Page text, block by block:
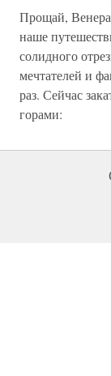
Прощай, Венера
наше
солидного
мечтателей и
раз. Сейчас
горами: